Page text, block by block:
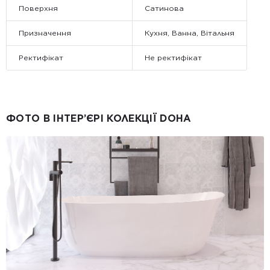
Поверхня Сатинова
Призначення Кухня, Ванна, Вітальня
Ректифікат Не ректифікат
ФОТО В ІНТЕР’ЄРІ КОЛЕКЦІЇ DOHA